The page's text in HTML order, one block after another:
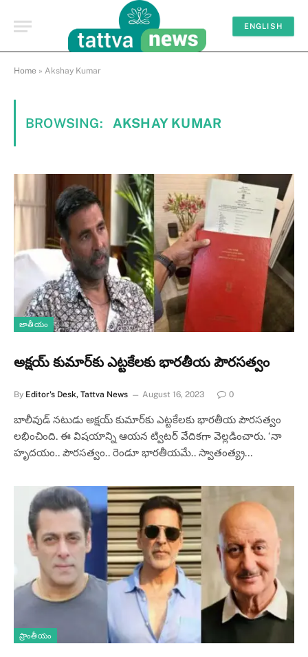
ENGLISH
Home » Akshay Kumar
BROWSING: AKSHAY KUMAR
జాతీయం
అక్షయ్ కుమార్‌కు ఎట్టకేలకు భారతీయ పౌరసత్వం
By Editor's Desk, Tattva News August 16, 2023 0
బాలీవుడ్‌ నటుడు అక్షయ్ కుమార్‌కు ఎట్టకేలకు భారతీయ పౌరసత్వం
లభించింది. ఈ విషయాన్ని ఆయన ట్విటర్‌ వేదికగా వెల్లడించారు. ‘నా
హృదయం.. పౌరసత్వం.. రెండూ భారతీయమే.. స్వాతంత్య్ర…
ప్రాంతీయం